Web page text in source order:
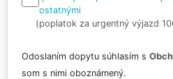
ostatnými
(poplatok za urgentný výjazd
Odoslaním dopytu súhlasím s
som s nimi oboznámený.